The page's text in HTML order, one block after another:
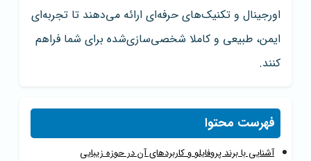
اورجینال و تکنیک‌های حرفه‌ای ارائه می‌دهند تا تجربه‌ای
ایمن، طبیعی و کاملا شخصی‌سازی‌شده برای شما فراهم
کنند.
فهرست محتوا
آشنایی با برند پروفایلو و کاربردهای آن در حوزه زیبایی